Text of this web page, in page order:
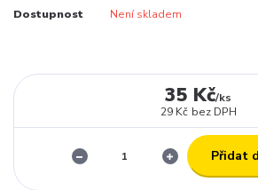
Dostupnost Není skladem
35 Kč/ks
29 Kč bez DPH
Přidat